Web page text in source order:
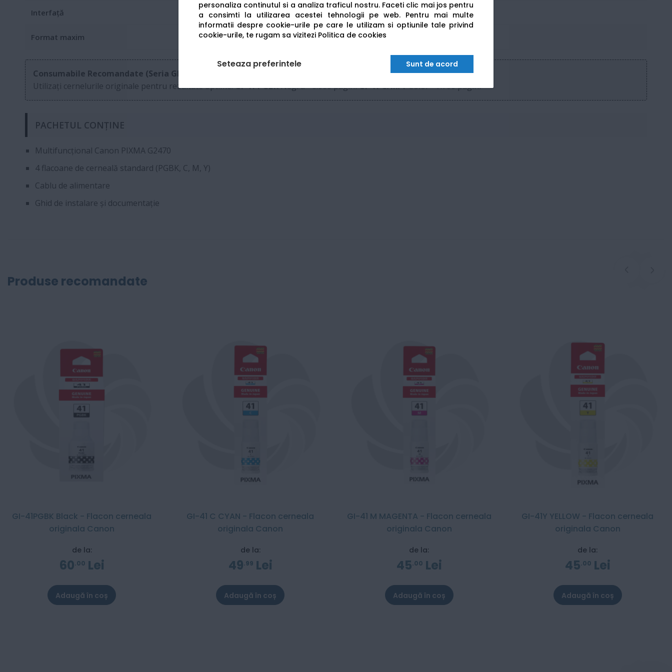
personaliza continutul si a analiza traficul nostru. Faceti clic mai jos pentru
a consimti la utilizarea acestei tehnologii pe web. Pentru mai multe
informatii despre cookie-urile pe care le utilizam si optiunile tale privind
cookie-urile, te rugam sa vizitezi Politica de cookies
Seteaza preferintele Sunt de acord
Interfață Hi-Speed USB (Port B)
Format maxim A4 / Letter
Consumabile Recomandate (Seria GI-41):
Utilizați cernelurile originale pentru rezultate optime:GI-41 PGBKNegru - 6.000 paginiGI-41 C/M/YColor - 7.700 pagini
PACHETUL CONȚINE
Multifuncțional Canon PIXMA G2470
4 flacoane de cerneală standard (PGBK, C, M, Y)
Cablu de alimentare
Ghid de instalare și documentație
Produse recomandate
GI-41PGBK Black - Flacon cerneala
originala Canon
de la:
60 00 Lei
Adaugă în coș
GI-41 C CYAN - Flacon cerneala
originala Canon
de la:
49 99 Lei
Adaugă în coș
GI-41 M MAGENTA - Flacon cerneala
originala Canon
de la:
45 00 Lei
Adaugă în coș
GI-41Y YELLOW - Flacon cerneala
originala Canon
de la:
45 00 Lei
Adaugă în coș